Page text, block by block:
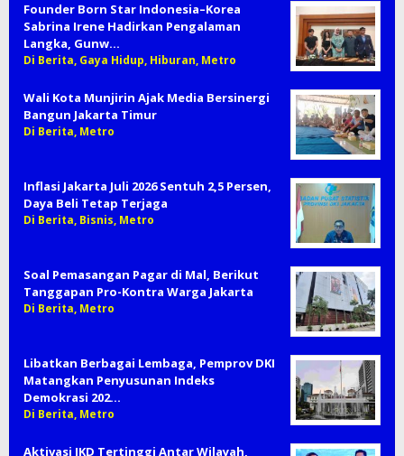
Founder Born Star Indonesia–Korea
Sabrina Irene Hadirkan Pengalaman
Langka, Gunw…
Di Berita, Gaya Hidup, Hiburan, Metro
Wali Kota Munjirin Ajak Media Bersinergi
Bangun Jakarta Timur
Di Berita, Metro
Inflasi Jakarta Juli 2026 Sentuh 2,5 Persen,
Daya Beli Tetap Terjaga
Di Berita, Bisnis, Metro
Soal Pemasangan Pagar di Mal, Berikut
Tanggapan Pro-Kontra Warga Jakarta
Di Berita, Metro
Libatkan Berbagai Lembaga, Pemprov DKI
Matangkan Penyusunan Indeks
Demokrasi 202…
Di Berita, Metro
Aktivasi IKD Tertinggi Antar Wilayah,